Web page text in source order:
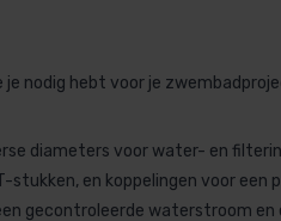
je nodig hebt voor je
diameters voor water- en
stukken, en koppelingen voor een
gecontroleerde waterstroom en